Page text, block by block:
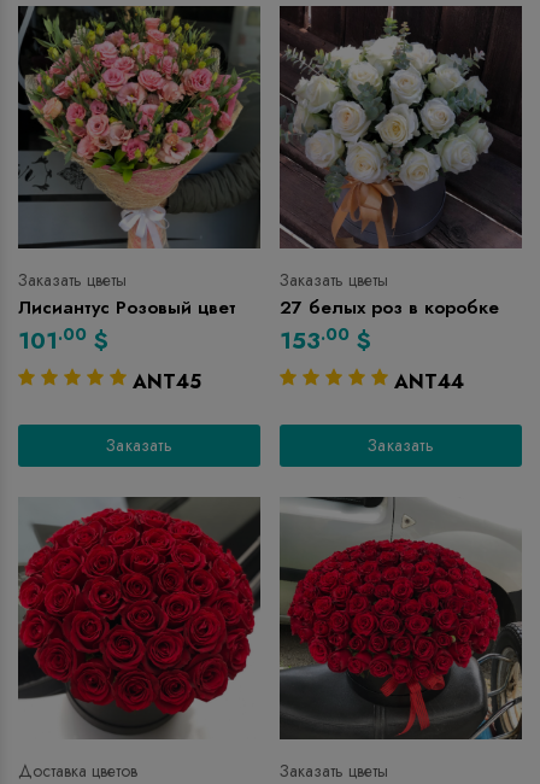
Заказать цветы
Лисиантус Розовый цвет
101.00 $
ANT45
Заказать
Заказать цветы
27 белых роз в коробке
153.00 $
ANT44
Заказать
Доставка цветов Заказать цветы